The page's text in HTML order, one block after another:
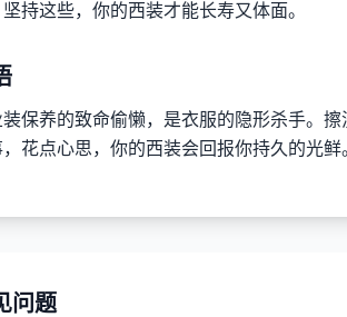
坚持这些，你的西装才能长寿又体面。
保养的致命偷懒，是衣服的隐形杀手。
花点心思，你的西装会回报你持久的光鲜
问题